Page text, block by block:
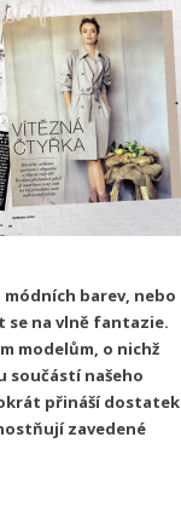
barev, nebo
se na vlně fantazie.
modelům, o nichž
součástí našeho
přináší dostatek
zavedené